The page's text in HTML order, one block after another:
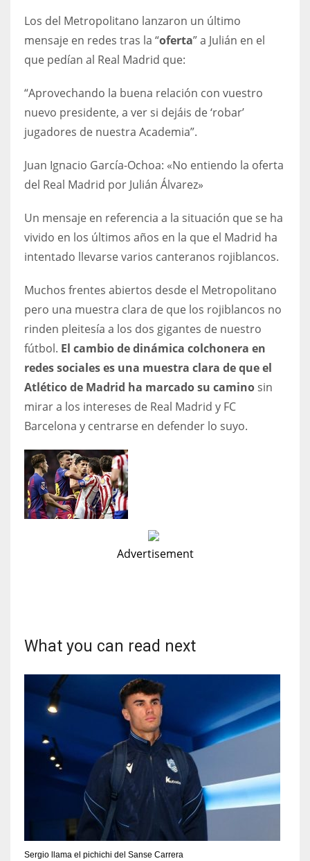
Los del Metropolitano lanzaron un último
mensaje en redes tras la “oferta” a Julián en el
que pedían al Real Madrid que:
“Aprovechando la buena relación con vuestro
nuevo presidente, a ver si dejáis de ‘robar’
jugadores de nuestra Academia”.
Juan Ignacio García-Ochoa: «No entiendo la oferta
del Real Madrid por Julián Álvarez»
Un mensaje en referencia a la situación que se ha
vivido en los últimos años en la que el Madrid ha
intentado llevarse varios canteranos rojiblancos.
Muchos frentes abiertos desde el Metropolitano
pero una muestra clara de que los rojiblancos no
rinden pleitesía a los dos gigantes de nuestro
fútbol. El cambio de dinámica colchonera en
redes sociales es una muestra clara de que el
Atlético de Madrid ha marcado su camino sin
mirar a los intereses de Real Madrid y FC
Barcelona y centrarse en defender lo suyo.
Advertisement
What you can read next
Sergio llama el pichichi del Sanse Carrera